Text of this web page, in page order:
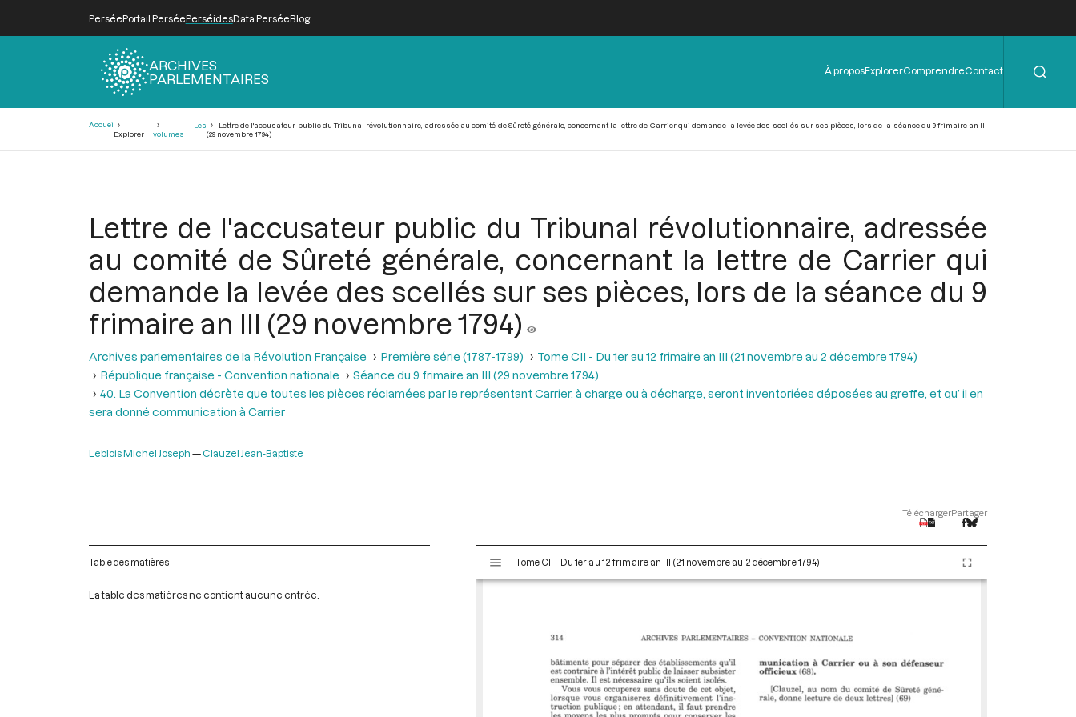
PerséePortail PerséePerséidesData PerséeBlog
ARCHIVES
PARLEMENTAIRES
Menu
de
À proposExplorerComprendreContact
Accuei
l
Explorer
Les
volumes
Lettre de l'accusateur public du Tribunal révolutionnaire, adressée au comité de Sûreté générale, concernant la lettre de Carrier qui demande la levée des scellés sur ses pièces, lors de la séance du 9 frimaire an III
(29 novembre 1794)
Lettre de l'accusateur public du Tribunal révolutionnaire, adressée
au comité de Sûreté générale, concernant la lettre de Carrier qui
demande la levée des scellés sur ses pièces, lors de la séance du 9
frimaire an III (29 novembre 1794)
Archives parlementaires de la Révolution Française Première série (1787-1799)
Tome CII - Du 1er au 12 frimaire an III (21 novembre au 2 décembre 1794)
République française - Convention nationale
Séance du 9 frimaire an III (29 novembre 1794)
40. La Convention décrète que toutes les pièces réclamées par le représentant Carrier, à charge ou à décharge, seront inventoriées déposées au greffe, et qu’ il en
sera donné communication à Carrier
Leblois Michel Joseph Clauzel Jean-Baptiste
TéléchargerPartager
Table des matières
La table des matières ne contient aucune entrée.
s
Tome CII - Du 1er au 12 frimaire an III (21 novembre au 2 décembre 1794)